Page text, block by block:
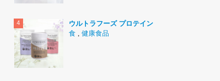
ウルトラフーズ プロテイン
食 , 健康食品